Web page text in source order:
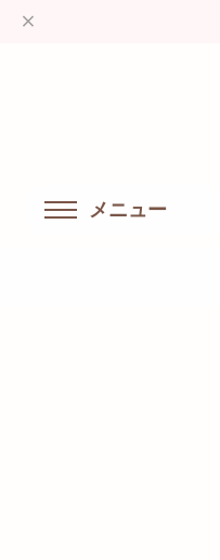
メニュー